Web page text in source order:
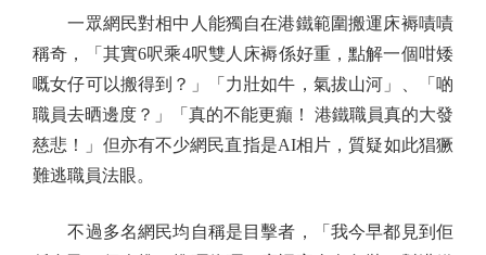
一眾網民對相中人能獨自在港鐵範圍搬運床褥嘖嘖
稱奇，「其實6呎乘4呎雙人床褥係好重，點解一個咁矮
嘅女仔可以搬得到？」「力壯如牛，氣拔山河」、「啲
職員去晒邊度？」「真的不能更癲！ 港鐵職員真的大發
慈悲！」但亦有不少網民直指是AI相片，質疑如此猖獗
難逃職員法眼。
不過多名網民均自稱是目擊者，「我今早都見到佢